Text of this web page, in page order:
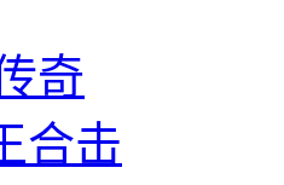
奇
合击